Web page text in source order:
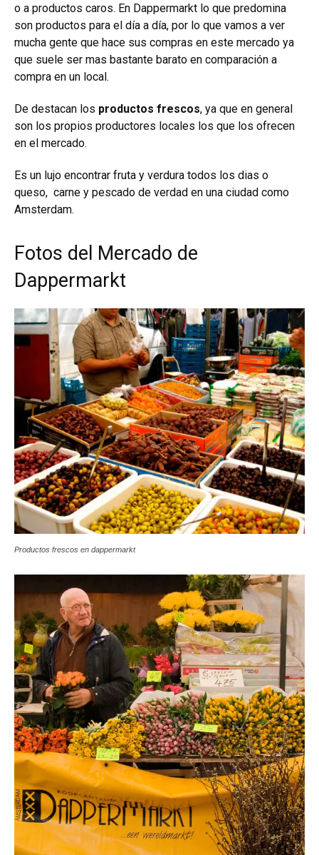
o a productos caros. En Dappermarkt lo que predomina
son productos para el día a día, por lo que vamos a ver
mucha gente que hace sus compras en este mercado ya
que suele ser mas bastante barato en comparación a
compra en un local.
De destacan los productos frescos, ya que en general
son los propios productores locales los que los ofrecen
en el mercado.
Es un lujo encontrar fruta y verdura todos los dias o
queso, carne y pescado de verdad en una ciudad como
Amsterdam.
Fotos del Mercado de
Dappermarkt
Productos frescos en dappermarkt